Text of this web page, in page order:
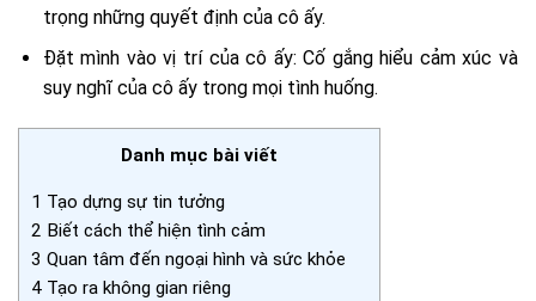
trọng những quyết định của cô ấy.
Đặt mình vào vị trí của cô ấy: Cố gắng hiểu cảm xúc và
suy nghĩ của cô ấy trong mọi tình huống.
Danh mục bài viết
1 Tạo dựng sự tin tưởng
2 Biết cách thể hiện tình cảm
3 Quan tâm đến ngoại hình và sức khỏe
4 Tạo ra không gian riêng